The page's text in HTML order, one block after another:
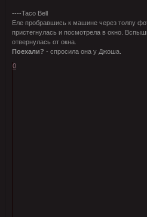
----Taco Bell
Еле пробравшись к машине через толпу
пристегнулась и посмотрела в окно.
отвернулась от окна.
Поехали? - спросила она у Джоша.
0